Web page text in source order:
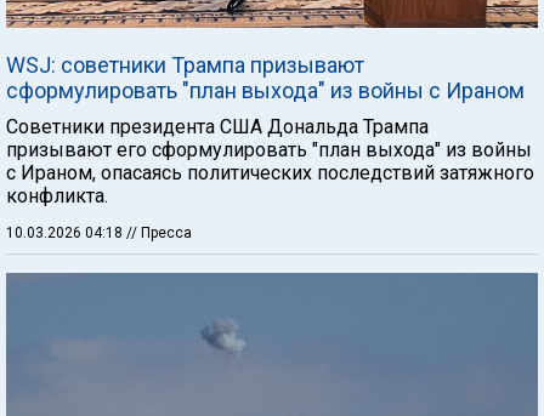
WSJ: советники Трампа призывают
сформулировать "план выхода" из войны с Ираном
Советники президента США Дональда Трампа
призывают его сформулировать "план выхода" из войны
с Ираном, опасаясь политических последствий затяжного
конфликта.
10.03.2026 04:18 // Пресса